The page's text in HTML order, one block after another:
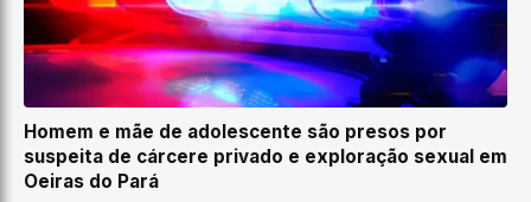
Homem e mãe de adolescente são presos por
suspeita de cárcere privado e exploração sexual em
Oeiras do Pará